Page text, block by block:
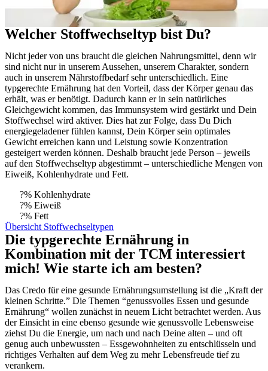
Welcher Stoffwechseltyp bist Du?
Nicht jeder von uns braucht die gleichen Nahrungsmittel, denn wir
sind nicht nur in unserem Aussehen, unserem Charakter, sondern
auch in unserem Nährstoffbedarf sehr unterschiedlich. Eine
typgerechte Ernährung hat den Vorteil, dass der Körper genau das
erhält, was er benötigt. Dadurch kann er in sein natürliches
Gleichgewicht kommen, das Immunsystem wird gestärkt und Dein
Stoffwechsel wird aktiver. Dies hat zur Folge, dass Du Dich
energiegeladener fühlen kannst, Dein Körper sein optimales
Gewicht erreichen kann und Leistung sowie Konzentration
gesteigert werden können. Deshalb braucht jede Person – jeweils
auf den Stoffwechseltyp abgestimmt – unterschiedliche Mengen von
Eiweiß, Kohlenhydrate und Fett.
?% Kohlenhydrate
?% Eiweiß
?% Fett
Übersicht Stoffwechseltypen
Die typgerechte Ernährung in
Kombination mit der TCM interessiert
mich! Wie starte ich am besten?
Das Credo für eine gesunde Ernährungsumstellung ist die „Kraft der
kleinen Schritte.” Die Themen “genussvolles Essen und gesunde
Ernährung“ wollen zunächst in neuem Licht betrachtet werden. Aus
der Einsicht in eine ebenso gesunde wie genussvolle Lebensweise
ziehst Du die Energie, um nach und nach Deine alten – und oft
genug auch unbewussten – Essgewohnheiten zu entschlüsseln und
richtiges Verhalten auf dem Weg zu mehr Lebensfreude tief zu
verankern.